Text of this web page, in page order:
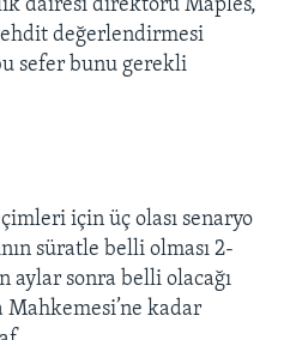
dairesi direktörü Maples,
değerlendirmesi
sefer bunu gerekli
için üç olası senaryo
süratle belli olması 2-
aylar sonra belli olacağı
kadar